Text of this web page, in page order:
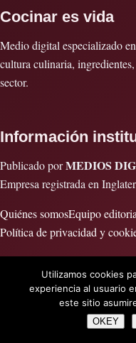
Cocinar es vida
Medio digital especializado
cultura culinaria,
sector.
Información
Publicado porMEDIOS
Empresa registrada en
Quiénes somosEquipo
Política de privacidad y
© 2026 Cocinar es vida ·
SUR LTD · Empresa
Utilizamos cookies
experiencia al usuario
este sitio
OKEY